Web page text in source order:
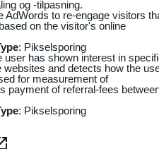
og -tilpasning.
AdWords to re-engage visitors
on the visitor's online
: Pikselsporing
user has shown interest in
and detects how the
for measurement of
payment of referral-fees
: Pikselsporing